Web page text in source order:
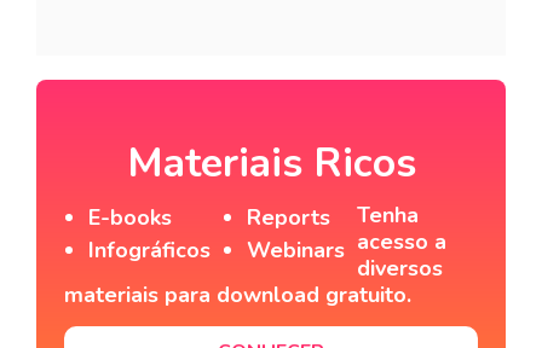
Materiais Ricos
E-books
Infográficos
Reports
Webinars
Tenha
acesso a
diversos
materiais para download gratuito.